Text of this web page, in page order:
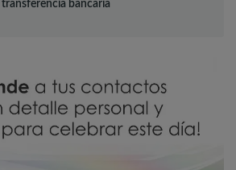
transferencia bancaria